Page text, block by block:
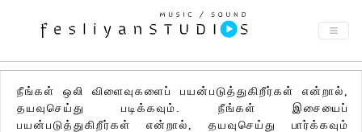
நீங்கள் ஒலி விளைவுகளைப் பயன்படுத்துகிறீர்கள் என்றால்,
தயவுசெய்து படிக்கவும். நீங்கள் இசையைப்
பயன்படுத்துகிறீர்கள் என்றால், தயவுசெய்து பார்க்கவும்